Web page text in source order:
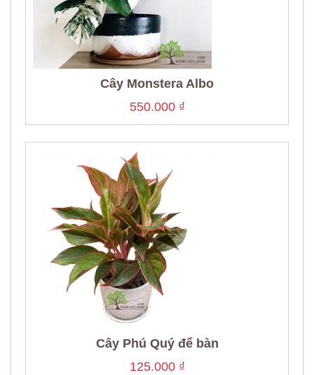
Cây Monstera Albo
550.000 ₫
Cây Phú Quý để bàn
125.000 ₫